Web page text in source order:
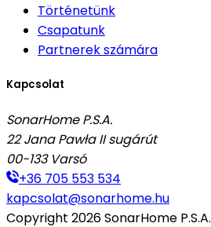
Történetünk
Csapatunk
Partnerek számára
Kapcsolat
SonarHome P.S.A.
22 Jana Pawła II sugárút
00-133 Varsó
+36 705 553 534
kapcsolat@sonarhome.hu
Copyright 2026SonarHome P.S.A.